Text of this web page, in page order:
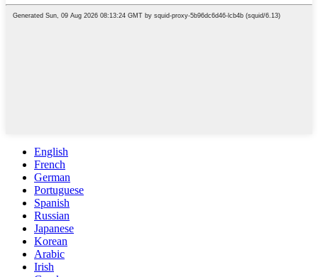
English
French
German
Portuguese
Spanish
Russian
Japanese
Korean
Arabic
Irish